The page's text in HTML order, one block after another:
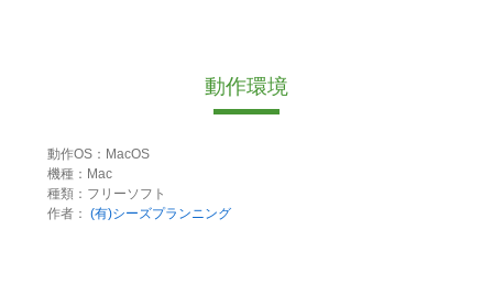
動作環境
動作OS：MacOS
機種：Mac
種類：フリーソフト
作者： (有)シーズプランニング